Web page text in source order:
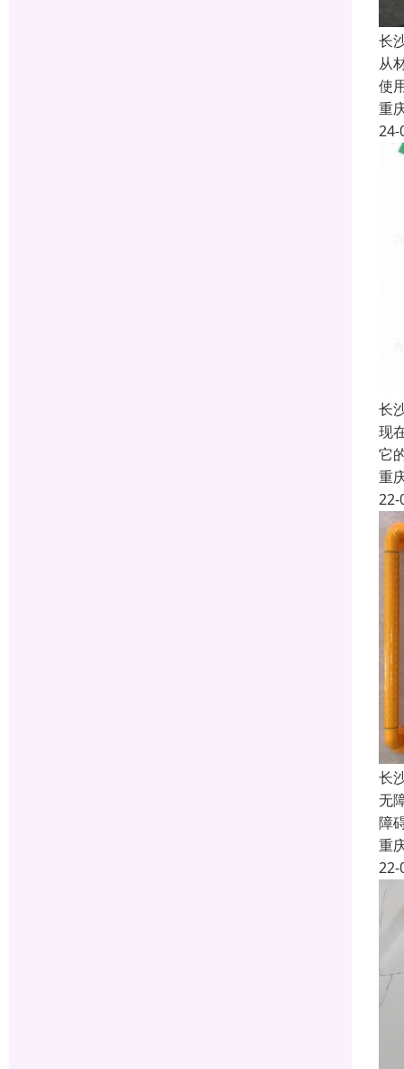
长
从
使
重
24-
长
现
它
重
22-
长
无
障
重
22-